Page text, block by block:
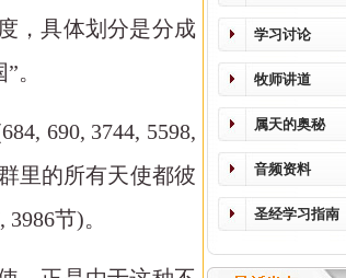
，具体划分是分成
。
690, 3744, 5598,
里的所有天使都彼
节)。
学习讨论
牧师讲道
属天的奥秘
音频资料
圣经学习指南